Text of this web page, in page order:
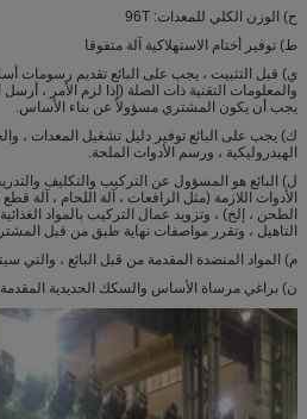
ح) الوزن الكلي للمعدات: 96T
ط) توفير أختام الاستهلاكية آلة متفوقا
ي) قبل التثبيت ، يجب على البائع تقديم رسومات
والمعلومات التقنية ذات الصلة (إذا لزم الأمر ،
يجب أن يكون المشتري مسؤولاً عن بناء الأساس.
ك) يجب على البائع توفير دليل تشغيل المعدات ،
الهيدروليكية ، ورسم الأدوات الملحة.
ل) البائع هو المسؤول عن التركيب والتكليف
الأدوات اللازمة (مثل الرافعات ، آلة اللحام ، آلة
التاهيل ، وتقرر مواصفات نهاية طبق من قبل
م) المواد المنضدة المقدمة من قبل البائع ، والتي
ن) براغي مرساة الأساس والسكك الحديدية